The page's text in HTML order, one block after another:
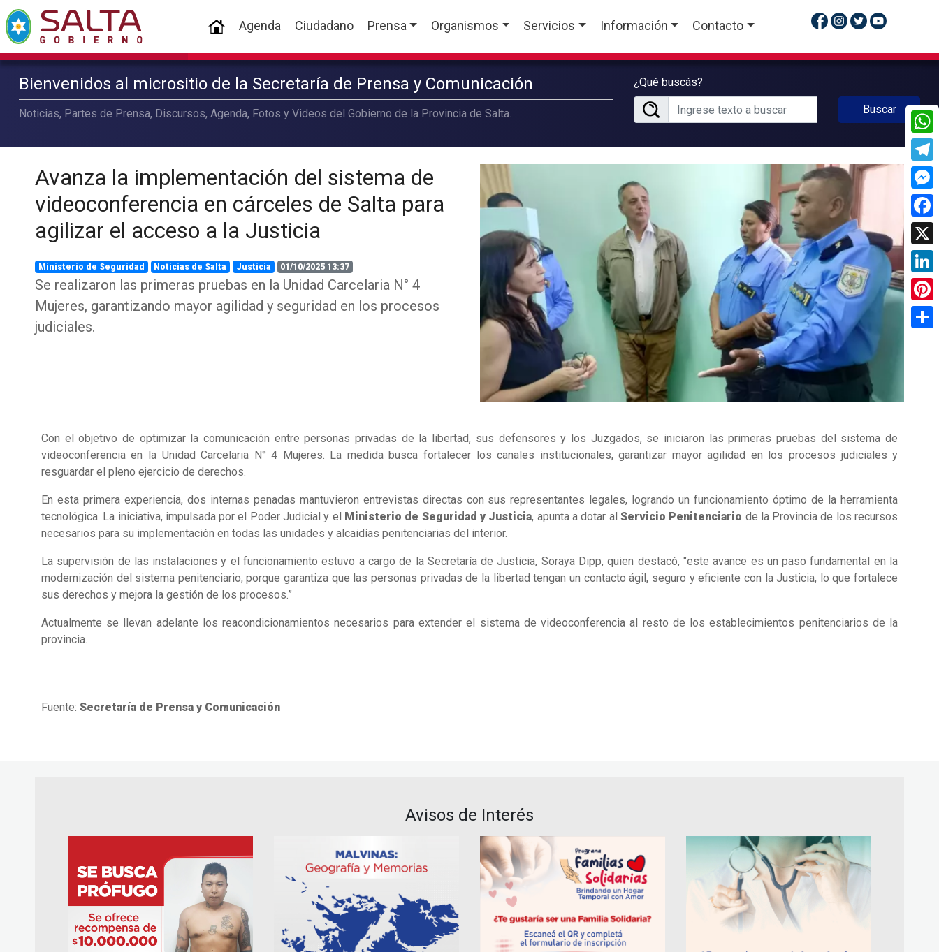
(current)
Agenda Ciudadano Prensa Organismos Servicios Información Contacto
Bienvenidos al micrositio de la Secretaría de Prensa y Comunicación
Noticias, Partes de Prensa, Discursos, Agenda, Fotos y Videos del Gobierno de la Provincia de Salta.
¿Qué buscás?
Buscar
Avanza la implementación del sistema de
videoconferencia en cárceles de Salta para
agilizar el acceso a la Justicia
Ministerio de Seguridad Noticias de Salta Justicia 01/10/2025 13:37
Se realizaron las primeras pruebas en la Unidad Carcelaria N° 4
Mujeres, garantizando mayor agilidad y seguridad en los procesos
judiciales.
Con el objetivo de optimizar la comunicación entre personas privadas de la libertad, sus defensores y los Juzgados, se iniciaron las primeras pruebas del sistema de
videoconferencia en la Unidad Carcelaria N° 4 Mujeres. La medida busca fortalecer los canales institucionales, garantizar mayor agilidad en los procesos judiciales y
resguardar el pleno ejercicio de derechos.
En esta primera experiencia, dos internas penadas mantuvieron entrevistas directas con sus representantes legales, logrando un funcionamiento óptimo de la herramienta
tecnológica. La iniciativa, impulsada por el Poder Judicial y el
Ministerio de Seguridad y Justicia, apunta a dotar al Servicio Penitenciario de la Provincia de los recursos
necesarios para su implementación en todas las unidades y alcaidías penitenciarias del interior.
La supervisión de las instalaciones y el funcionamiento estuvo a cargo de la Secretaría de Justicia, Soraya Dipp, quien destacó, "este avance es un paso fundamental en la
modernización del sistema penitenciario, porque garantiza que las personas privadas de la libertad tengan un contacto ágil, seguro y eficiente con la Justicia, lo que fortalece
sus derechos y mejora la gestión de los procesos.”
Actualmente se llevan adelante los reacondicionamientos necesarios para extender el sistema de videoconferencia al resto de los establecimientos penitenciarios de la
provincia.
Fuente: Secretaría de Prensa y Comunicación
Avisos de Interés
X